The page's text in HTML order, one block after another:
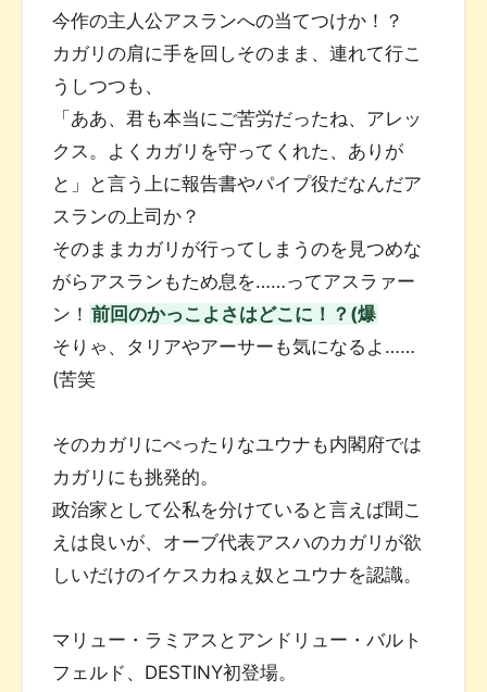
今作の主人公アスランへの当てつけか！？
カガリの肩に手を回しそのまま、連れて行こ
うしつつも、
「ああ、君も本当にご苦労だったね、アレッ
クス。よくカガリを守ってくれた、ありが
と」と言う上に報告書やパイプ役だなんだア
スランの上司か？
そのままカガリが行ってしまうのを見つめな
がらアスランもため息を……ってアスラァー
ン！ 前回のかっこよさはどこに！？(爆
そりゃ、タリアやアーサーも気になるよ……
(苦笑
そのカガリにべったりなユウナも内閣府では
カガリにも挑発的。
政治家として公私を分けていると言えば聞こ
えは良いが、オーブ代表アスハのカガリが欲
しいだけのイケスカねぇ奴とユウナを認識。
マリュー・ラミアスとアンドリュー・バルト
フェルド、DESTINY初登場。